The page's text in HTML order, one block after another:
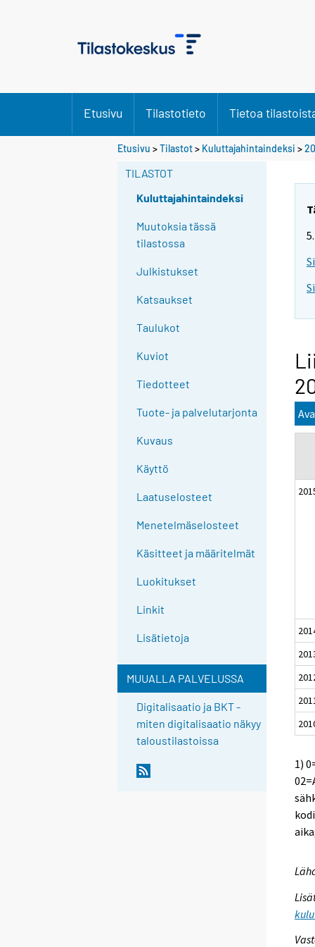
Etusivu Tilastotieto Tietoa
Etusivu >Tilastot> Kuluttajahintaindeksi >
TILASTOT
Kuluttajahintaindeksi
Muutoksia tässä
tilastossa
Julkistukset
Katsaukset
Taulukot
Kuviot
Tiedotteet
Tuote- ja palvelutarjonta
Kuvaus
Käyttö
Laatuselosteet
Menetelmäselosteet
Käsitteet ja määritelmät
Luokitukset
Linkit
Lisätietoja
MUUALLA PALVELUSSA
Digitalisaatio ja BKT -
miten digitalisaatio näkyy
taloustilastoissa
1)